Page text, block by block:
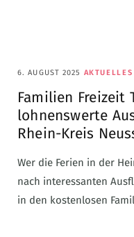
6. AUGUST 2025 AKTUELLES
Familien Freizeit
lohnenswerte
Rhein-Kreis
Wer die Ferien in der
nach interessanten
in den kostenlosen